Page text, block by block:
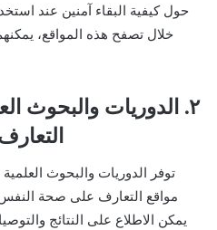
حول كيفية البقاء آمنين عند
خلال تصفح هذه المواقع،
٢. الدوريات والبحوث
توفر الدوريات والبحوث
مواقع التعارف على صحة
يمكن الاطلاع على النتائج